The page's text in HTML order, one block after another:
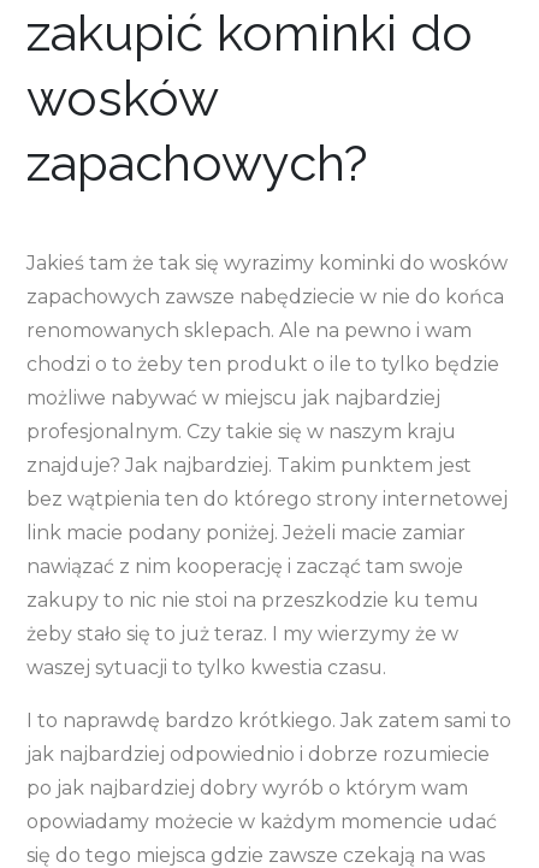
zakupić kominki do
wosków
zapachowych?
Jakieś tam że tak się wyrazimy kominki do wosków
zapachowych zawsze nabędziecie w nie do końca
renomowanych sklepach. Ale na pewno i wam
chodzi o to żeby ten produkt o ile to tylko będzie
możliwe nabywać w miejscu jak najbardziej
profesjonalnym. Czy takie się w naszym kraju
znajduje? Jak najbardziej. Takim punktem jest
bez wątpienia ten do którego strony internetowej
link macie podany poniżej. Jeżeli macie zamiar
nawiązać z nim kooperację i zacząć tam swoje
zakupy to nic nie stoi na przeszkodzie ku temu
żeby stało się to już teraz. I my wierzymy że w
waszej sytuacji to tylko kwestia czasu.
I to naprawdę bardzo krótkiego. Jak zatem sami to
jak najbardziej odpowiednio i dobrze rozumiecie
po jak najbardziej dobry wyrób o którym wam
opowiadamy możecie w każdym momencie udać
się do tego miejsca gdzie zawsze czekają na was